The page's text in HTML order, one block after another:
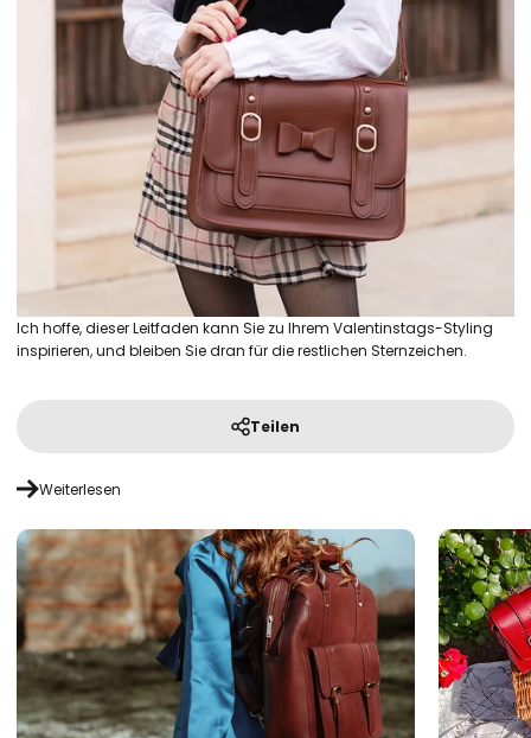
Ich hoffe, dieser Leitfaden kann Sie zu Ihrem Valentinstags-Styling
inspirieren, und bleiben Sie dran für die restlichen Sternzeichen.
Teilen
Weiterlesen